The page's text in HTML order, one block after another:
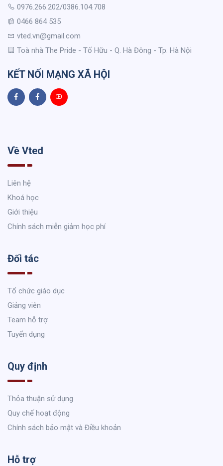
0976.266.202/0386.104.708
0466 864 535
vted.vn@gmail.com
Toà nhà The Pride - Tố Hữu - Q. Hà Đông - Tp. Hà Nội
KẾT NỐI MẠNG XÃ HỘI
Về Vted
Liên hệ
Khoá học
Giới thiệu
Chính sách miễn giảm học phí
Đối tác
Tổ chức giáo dục
Giảng viên
Team hỗ trợ
Tuyển dụng
Quy định
Thỏa thuận sử dụng
Quy chế hoạt động
Chính sách bảo mật và Điều khoản
Hỗ trợ